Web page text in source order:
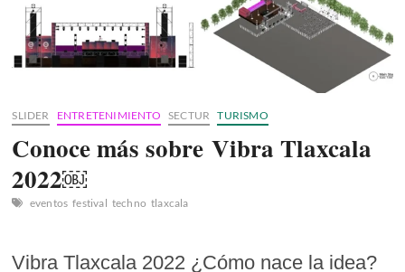
SLIDER ENTRETENIMIENTO SECTUR TURISMO
Conoce más sobre Vibra Tlaxcala
2022￼
eventos festival techno tlaxcala
Vibra Tlaxcala 2022 ¿Cómo nace la idea?